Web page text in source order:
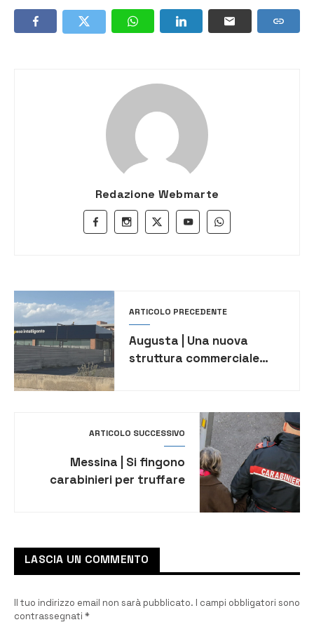
Redazione Webmarte
ARTICOLO PRECEDENTE
Augusta | Una nuova
struttura commerciale
ARTICOLO SUCCESSIVO
Messina | Si fingono
carabinieri per truffare
LASCIA UN COMMENTO
Il tuo indirizzo email non sarà pubblicato. I campi obbligatori sono
contrassegnati *